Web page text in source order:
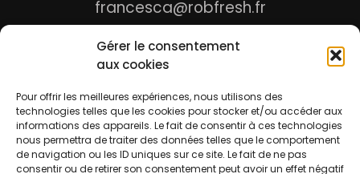
Gérer le consentement
aux cookies
Pour offrir les meilleures expériences, nous utilisons des
technologies telles que les cookies pour stocker et/ou accéder aux
informations des appareils. Le fait de consentir à ces technologies
nous permettra de traiter des données telles que le comportement
de navigation ou les ID uniques sur ce site. Le fait de ne pas
consentir ou de retirer son consentement peut avoir un effet négatif
francesca@robfresh.fr
Ma boutique
Panier
Mon compte
Liste de souhaits
Mes valeurs
La presse en parle